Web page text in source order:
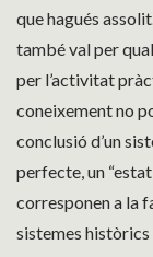
que hagués
també val per
per l’activitat
coneixement no
conclusió d’un
perfecte, un
corresponen a la
sistemes històrics